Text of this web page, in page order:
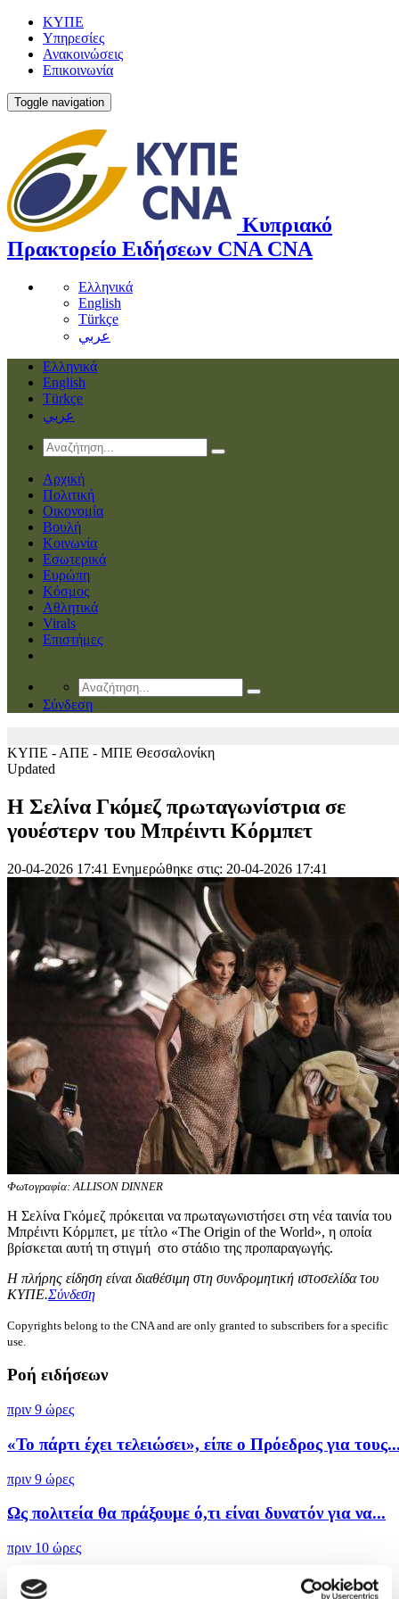
ΚΥΠΕ
Υπηρεσίες
Ανακοινώσεις
Επικοινωνία
Toggle navigation
Κυπριακό
Πρακτορείο Ειδήσεων CNA CNA
Ελληνικά
English
Türkçe
عربي
Ελληνικά
English
Türkçe
عربي
Αρχική
Πολιτική
Οικονομία
Βουλή
Κοινωνία
Εσωτερικά
Ευρώπη
Κόσμος
Αθλητικά
Virals
Επιστήμες
Σύνδεση
ΚΥΠΕ - ΑΠΕ - ΜΠΕ Θεσσαλονίκη
Updated
Η Σελίνα Γκόμεζ πρωταγωνίστρια σε
γουέστερν του Μπρέιντι Κόρμπετ
20-04-2026 17:41 Ενημερώθηκε στις: 20-04-2026 17:41
Φωτογραφία: ALLISON DINNER
Η Σελίνα Γκόμεζ πρόκειται να πρωταγωνιστήσει στη νέα ταινία του
Μπρέιντι Κόρμπετ, με τίτλο «The Origin of the World», η οποία
βρίσκεται αυτή τη στιγμή στο στάδιο της προπαραγωγής.
Η πλήρης είδηση είναι διαθέσιμη στη συνδρομητική ιστοσελίδα του
ΚΥΠΕ.Σύνδεση
Copyrights belong to the CNA and are only granted to subscribers for a specific
use.
Ροή ειδήσεων
πριν 9 ώρες
«Το πάρτι έχει τελειώσει», είπε ο Πρόεδρος για
πριν 9 ώρες
Ως πολιτεία θα πράξουμε ό,τι είναι δυνατόν για να...
πριν 10 ώρες
Στην παρουσία ΠτΔ και άλλων επισήμων τιμήθηκε η